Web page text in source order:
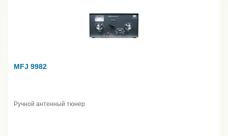
MFJ 9982
Ручной антенный тюнер